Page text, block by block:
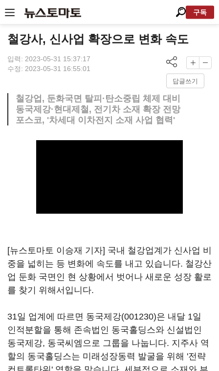
구독
철강사, 신사업 확장으로 변화 속도
입력: 2023-05-31 15:37:17
수정: 2023-05-31 16:55:01
답글쓰기
철강업, 둔화국면 탈피·탄소중립 체제 대비
동국제강·현대제철, 전기차 소재 확장 전망
포스코, '차세대 이차전지 소재 사업 협력'
[뉴스토마토 이승재 기자] 국내 철강업계가 신사업 비
중을 넓히는 등 변화에 속도를 내고 있습니다. 철강산
업 둔화 국면인 현 상황에서 벗어나 새로운 성장 활로
를 찾기 위해서입니다.
31일 업계에 따르면 동국제강(001230)은 내달 1일
인적분할을 통해 존속법인 동국홀딩스와 신설법인
동국제강, 동국씨엠으로 그룹을 나눕니다. 지주사 역
할의 동국홀딩스는 미래성장동력 발굴을 위해 '전략